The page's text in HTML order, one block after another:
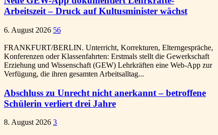
Arbeitszeit – Druck auf Kultusminister wächst
6. August 2026 56
FRANKFURT/BERLIN. Unterricht, Korrekturen, Elterngespräche,
Konferenzen oder Klassenfahrten: Erstmals stellt die Gewerkschaft
Erziehung und Wissenschaft (GEW) Lehrkräften eine Web-App zur
Verfügung, die ihren gesamten Arbeitsalltag...
Abschluss zu Unrecht nicht anerkannt – betroffene
Schülerin verliert drei Jahre
8. August 2026 3